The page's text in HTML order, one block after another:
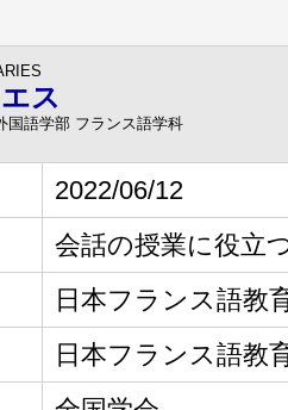
ス
語学部 フランス語学科
2022/06/12
会話の授業に役立
日本フランス語教
日本フランス語教